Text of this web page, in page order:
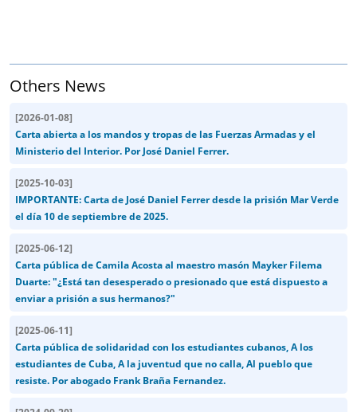
Others News
[2026-01-08]
Carta abierta a los mandos y tropas de las Fuerzas Armadas y el
Ministerio del Interior. Por José Daniel Ferrer.
[2025-10-03]
IMPORTANTE: Carta de José Daniel Ferrer desde la prisión Mar Verde
el día 10 de septiembre de 2025.
[2025-06-12]
Carta pública de Camila Acosta al maestro masón Mayker Filema
Duarte: "¿Está tan desesperado o presionado que está dispuesto a
enviar a prisión a sus hermanos?"
[2025-06-11]
Carta pública de solidaridad con los estudiantes cubanos, A los
estudiantes de Cuba, A la juventud que no calla, Al pueblo que
resiste. Por abogado Frank Braña Fernandez.